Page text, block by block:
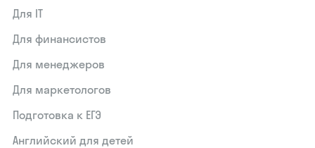
Для IT
Для финансистов
Для менеджеров
Для маркетологов
Подготовка к ЕГЭ
Английский для детей